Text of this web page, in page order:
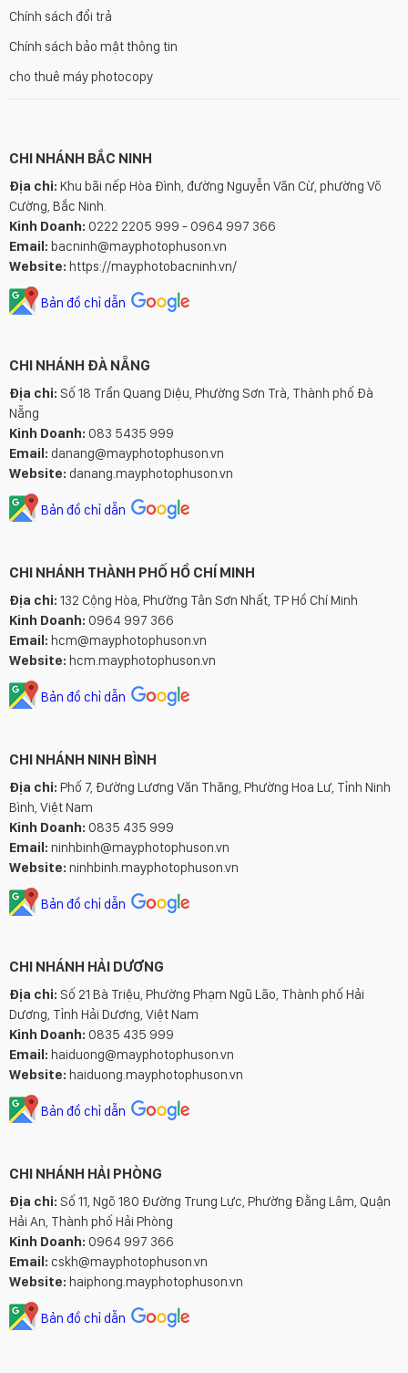
Chính sách đổi trả
Chính sách bảo mật thông tin
cho thuê máy photocopy
CHI NHÁNH BẮC NINH
Địa chỉ: Khu bãi nếp Hòa Đình, đường Nguyễn Văn Cừ, phường Võ
Cường, Bắc Ninh.
Kinh Doanh: 0222 2205 999 - 0964 997 366
Email: bacninh@mayphotophuson.vn
Website: https://mayphotobacninh.vn/
Bản đồ chỉ dẫn
CHI NHÁNH ĐÀ NẴNG
Địa chỉ: Số 18 Trần Quang Diệu, Phường Sơn Trà, Thành phố Đà
Nẵng
Kinh Doanh: 083 5435 999
Email: danang@mayphotophuson.vn
Website: danang.mayphotophuson.vn
Bản đồ chỉ dẫn
CHI NHÁNH THÀNH PHỐ HỒ CHÍ MINH
Địa chỉ: 132 Cộng Hòa, Phường Tân Sơn Nhất, TP Hồ Chí Minh
Kinh Doanh: 0964 997 366
Email: hcm@mayphotophuson.vn
Website: hcm.mayphotophuson.vn
Bản đồ chỉ dẫn
CHI NHÁNH NINH BÌNH
Địa chỉ: Phố 7, Đường Lương Văn Thăng, Phường Hoa Lư, Tỉnh Ninh
Bình, Việt Nam
Kinh Doanh: 0835 435 999
Email: ninhbinh@mayphotophuson.vn
Website: ninhbinh.mayphotophuson.vn
Bản đồ chỉ dẫn
CHI NHÁNH HẢI DƯƠNG
Địa chỉ: Số 21 Bà Triệu, Phường Phạm Ngũ Lão, Thành phố Hải
Dương, Tỉnh Hải Dương, Việt Nam
Kinh Doanh: 0835 435 999
Email: haiduong@mayphotophuson.vn
Website: haiduong.mayphotophuson.vn
Bản đồ chỉ dẫn
CHI NHÁNH HẢI PHÒNG
Địa chỉ: Số 11, Ngõ 180 Đường Trung Lực, Phường Đằng Lâm, Quận
Hải An, Thành phố Hải Phòng
Kinh Doanh: 0964 997 366
Email: cskh@mayphotophuson.vn
Website: haiphong.mayphotophuson.vn
Bản đồ chỉ dẫn